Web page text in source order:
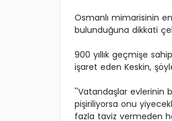
Osmanlı mimarisinin
bulunduğuna dikkati
900 yıllık geçmişe
işaret eden Keskin,
''Vatandaşlar evlerinin
pişiriliyorsa onu
fazla taviz vermeden